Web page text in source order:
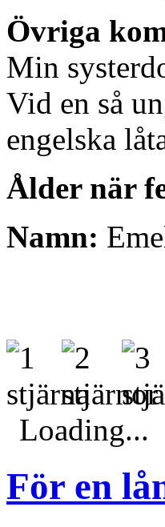
Övriga
Min
Vid en så
engelska
Ålder när
Namn:
Loading...
För en